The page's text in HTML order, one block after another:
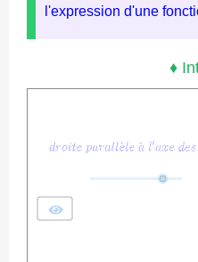
l'expression d'une
♦